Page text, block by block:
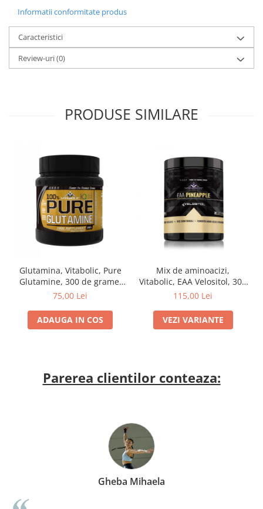
Informatii conformitate produs
Caracteristici
Review-uri(0)
PRODUSE SIMILARE
Glutamina, Vitabolic, Pure
Glutamine, 300 de grame,
pudra
75,00 Lei
ADAUGA IN COS
Mix de aminoacizi,
Vitabolic, EAA Velositol, 300
de grame, pudra
115,00 Lei
VEZI VARIANTE
Parerea clientilor conteaza:
Gheba Mihaela